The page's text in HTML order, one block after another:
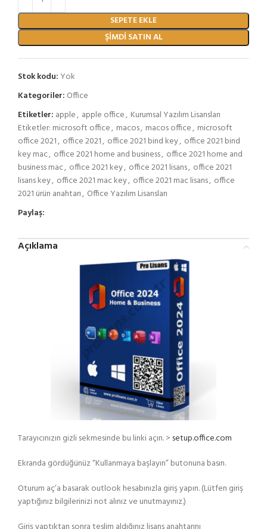
SEPETE EKLE
ŞIMDI SATIN AL
Stok kodu: Yok
Kategoriler: Office
Etiketler: apple, apple office, Kurumsal Yazılım Lisansları
Etiketler: microsoft office, macos, macos office, microsoft
office 2021, office 2021, office 2021 bind key, office 2021 bind
key mac, office 2021 home and business, office 2021 home and
business mac, office 2021 key, office 2021 lisans, office 2021
lisans key, office 2021 mac key, office 2021 mac lisans, office
2021 ürün anahtarı, Office Yazılım Lisansları
Paylaş:
Açıklama
Tarayıcınızın gizli sekmesinde bu linki açın. > setup.office.com
Ekranda gördüğünüz “Kullanmaya başlayın” butonuna basın.
Oturum aç’a basarak outlook hesabınızla giriş yapın. (Lütfen giriş
yaptığınız bilgilerinizi not alınız ve unutmayınız.)